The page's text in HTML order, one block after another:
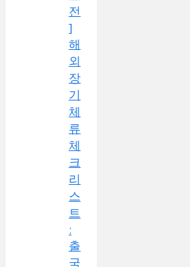
전
]
해
외
장
기
체
류
체
크
리
스
트
:
출
국